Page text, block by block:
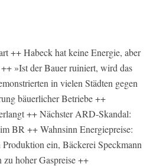
++ Habeck hat keine Energie, aber
»Ist der Bauer ruiniert, wird das
in vielen Städten gegen
bäuerlicher Betriebe ++
++ Nächster ARD-Skandal:
BR ++ Wahnsinn Energiepreise:
ein, Bäckerei Speckmann
hoher Gaspreise ++